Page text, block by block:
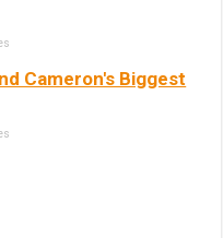
Cameron's Biggest